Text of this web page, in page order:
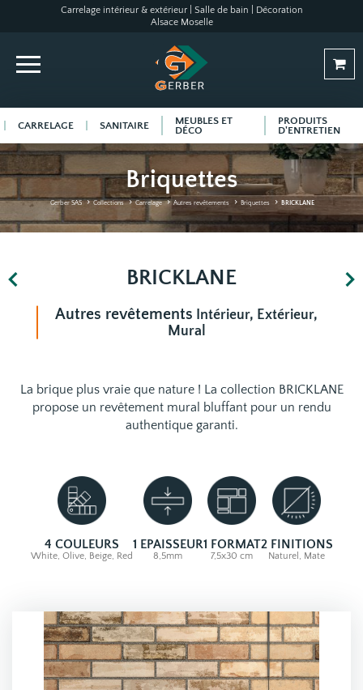
Carrelage intérieur & extérieur | Salle de bain | Décoration
Alsace Moselle
CARRELAGE SANITAIRE
MEUBLES ET
DÉCO
PRODUITS
D'ENTRETIEN
Briquettes
Gerber SAS Collections Carrelage Autres revêtements Briquettes BRICKLANE
BRICKLANE
Autres revêtements Intérieur, Extérieur,
Mural
La brique plus vraie que nature ! La collection BRICKLANE
propose un revêtement mural bluffant pour un rendu
authentique garanti.
4 COULEURS
White, Olive, Beige, Red
1 EPAISSEUR
8,5mm
1 FORMAT
7,5x30 cm
2 FINITIONS
Naturel, Mate